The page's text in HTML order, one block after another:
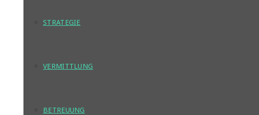
STRATEGIE
VERMITTLUNG
BETREUUNG